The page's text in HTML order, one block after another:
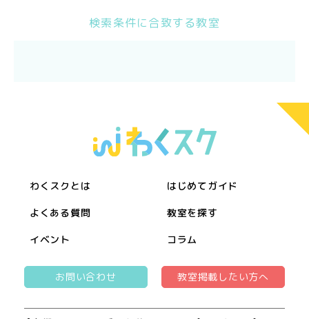
検索条件に合致する教室
わくスクとは はじめてガイド
よくある質問 教室を探す
イベント コラム
お問い合わせ 教室掲載したい方へ